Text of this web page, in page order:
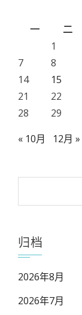
一
二
1
7
8
14
15
21
22
28
29
« 10月
12月 »
归档
2026年8月
2026年7月